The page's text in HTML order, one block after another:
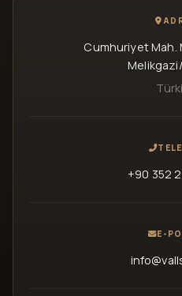
Cumhuriyet Mah.
Melikgazi/
+90 352
E-